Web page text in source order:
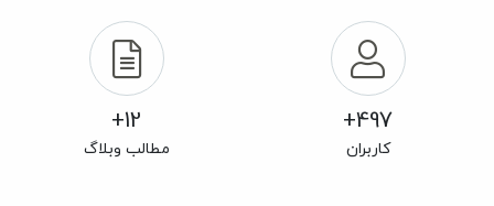
497+
کاربران
12+
مطالب وبلاگ